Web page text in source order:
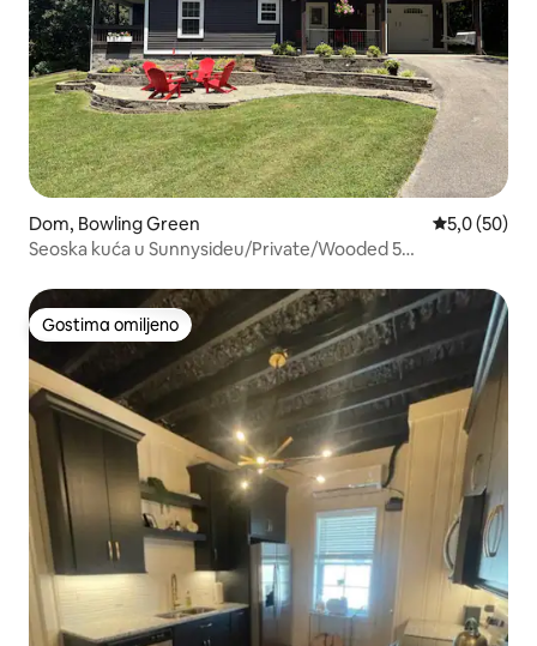
Dom, Bowling Green Prosečna
5,0 (50)
Seoska kuća u Sunnysideu/Private/Wooded 5
Gostima omiljeno
Gostima omiljeno